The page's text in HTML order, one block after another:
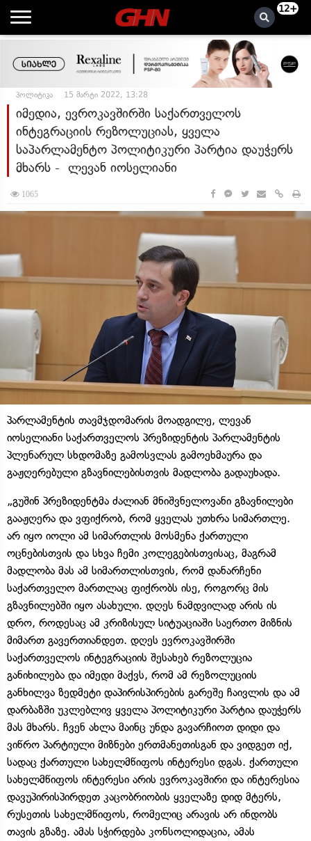
12+
პოლიტიკა 15 მარტი 2022, 13:28
იმედია, ევროკავშირში საქართველოს
ინტეგრაციის რეზოლუციას, ყველა
საპარლამენტო პოლიტიკური პარტია დაუჭერს
მხარს - ლევან იოსელიანი
1065
პარლამენტის თავმჯდომარის მოადგილე, ლევან
იოსელიანი საქართველოს პრეზიდენტის პარლამენტის
პლენარულ სხდომაზე გამოსვლას გამოეხმაურა და
გაჟღერებული გზავნილებისთვის მადლობა გადაუხადა.
„გუშინ პრეზიდენტმა ძალიან მნიშვნელოვანი გზავნილები
გააჟღერა და ვფიქრობ, რომ ყველას უთხრა სიმართლე.
არ იყო იოლი ამ სიმართლის მოსმენა ქართული
ოცნებისთვის და სხვა ჩემი კოლეგებისთვისაც, მაგრამ
მადლობა მას ამ სიმართლისთვის, რომ დანარჩენი
საქართველო მართლაც ფიქრობს ისე, როგორც მის
გზავნილებში იყო ასახული. დღეს ნამდვილად არის ის
დრო, როდესაც ამ კრიზისულ სიტუაციაში საერთო მიზნის
მიმართ გავერთიანდეთ. დღეს ევროკავშირში
საქართველოს ინტეგრაციის შესახებ რეზოლუცია
განიხილება და იმედი მაქვს, რომ ამ რეზოლუციის
განხილვა ზედმეტი დაპირისპირების გარეშე ჩაივლის და ამ
დარბაზში უკლებლივ ყველა პოლიტიკური პარტია დაუჭერს
მას მხარს. ჩვენ ახლა მაინც უნდა გავარჩიოთ დიდი და
ვიწრო პარტიული მიზნები ერთმანეთისგან და ვიდგეთ იქ,
სადაც ქართული სახელმწიფოს ინტერესი დგას. ქართული
სახელმწიფოს ინტერესი არის ევროკავშირი და ინტერესია
დავუპირისპირდეთ კაცობრიობის ყველაზე დიდ მტერს,
რუსეთის სახელმწიფოს, რომელიც არავის არ ინდობს
თავის გზაზე. ამას სჭირდება კონსოლიდაცია, ამას